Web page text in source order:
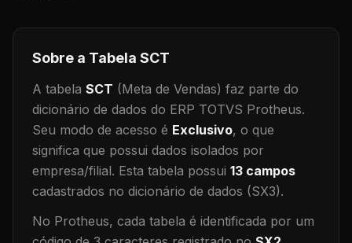
Sobre a Tabela SCT
A tabela SCT (Meta de Vendas) faz parte do
dicionário de dados do ERP TOTVS Protheus.
Seu modo de acesso é Exclusivo, o que
significa que possui dados isolados por
empresa/filial. Esta tabela possui 13 campos
cadastrados no dicionário de dados (SX3).
No Protheus, cada tabela é identificada por um